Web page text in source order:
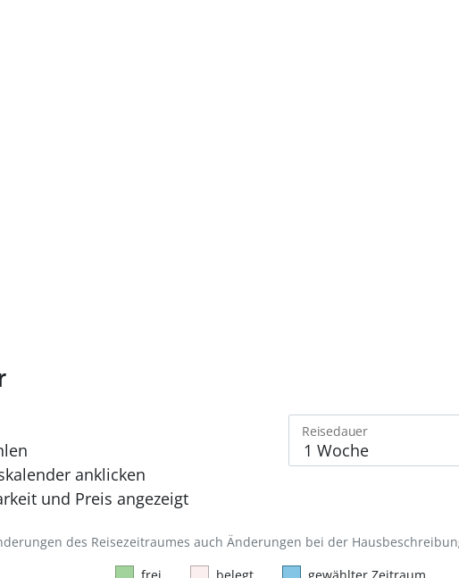
anklicken
und Preis angezeigt
Reisedauer
des Reisezeitraumes auch Änderungen bei der